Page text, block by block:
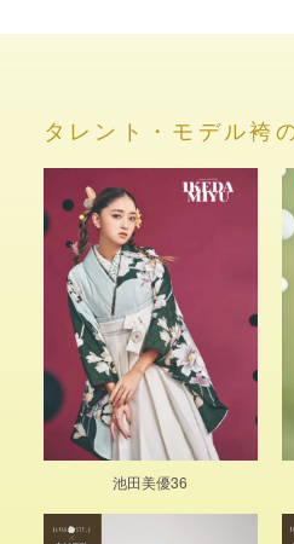
タレント・モデル袴
池田美優36